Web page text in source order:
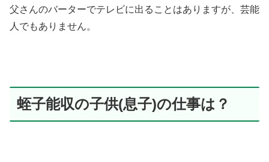
父さんのバーターでテレビに出ることはありますが、芸能
人でもありません。
蛭子能収の子供(息子)の仕事は？